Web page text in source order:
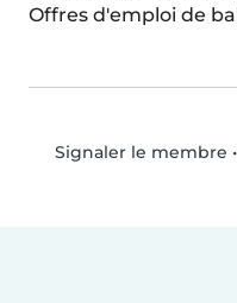
Offres d'emploi de
Signaler le membre •